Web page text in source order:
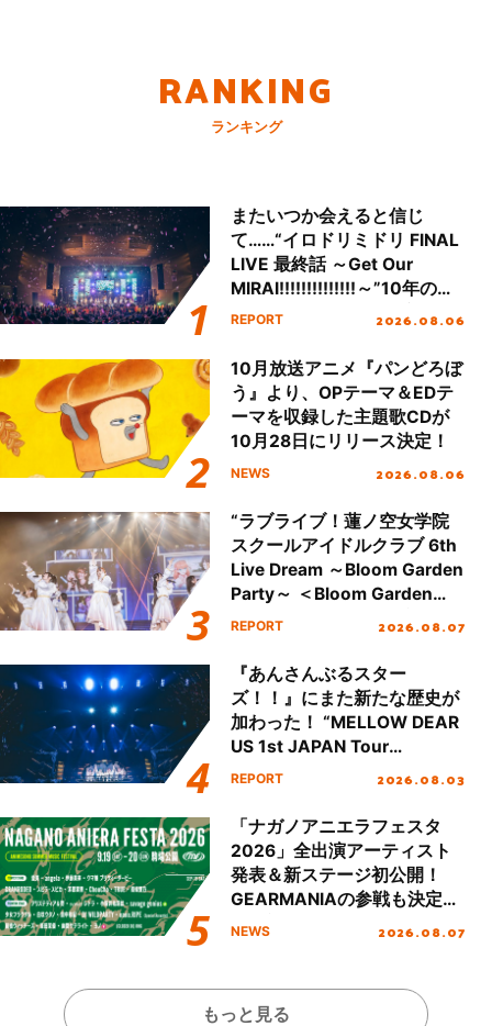
RANKING
ランキング
またいつか会えると信じ
て……“イロドリミドリ FINAL
LIVE 最終話 ～Get Our
MIRAI!!!!!!!!!!!!!!～”10年の活
動を経てファイナルを迎える
REPORT 2026.08.06
10月放送アニメ『パンどろぼ
う』より、OPテーマ＆EDテ
ーマを収録した主題歌CDが
10月28日にリリース決定！
NEWS 2026.08.06
“ラブライブ！蓮ノ空女学院
スクールアイドルクラブ 6th
Live Dream ～Bloom Garden
Party～ ＜Bloom Garden
Party Stage／埼玉公演＞”
REPORT 2026.08.07
『あんさんぶるスター
ズ！！』にまた新たな歴史が
加わった！ “MELLOW DEAR
US 1st JAPAN Tour
Final「NICE to meet YOU
ート!!
REPORT 2026.08.03
「ナガノアニエラフェスタ
2026」全出演アーティスト
発表＆新ステージ初公開！
GEARMANIAの参戦も決定
し、初となる第3ステージの
NEWS 2026.08.07
もっと見る